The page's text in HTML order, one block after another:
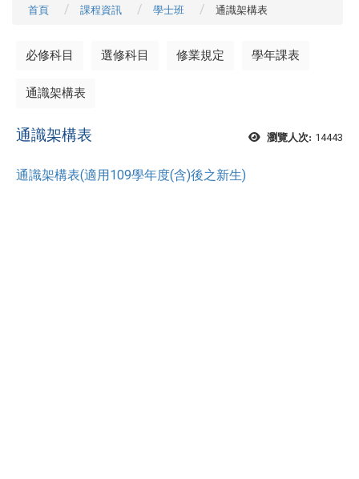
首頁 課程資訊 學士班 通識架構表
必修科目 選修科目 修業規定 學年課表
通識架構表
瀏覽人次: 14443
通識架構表
通識架構表(適用109學年度(含)後之新生)